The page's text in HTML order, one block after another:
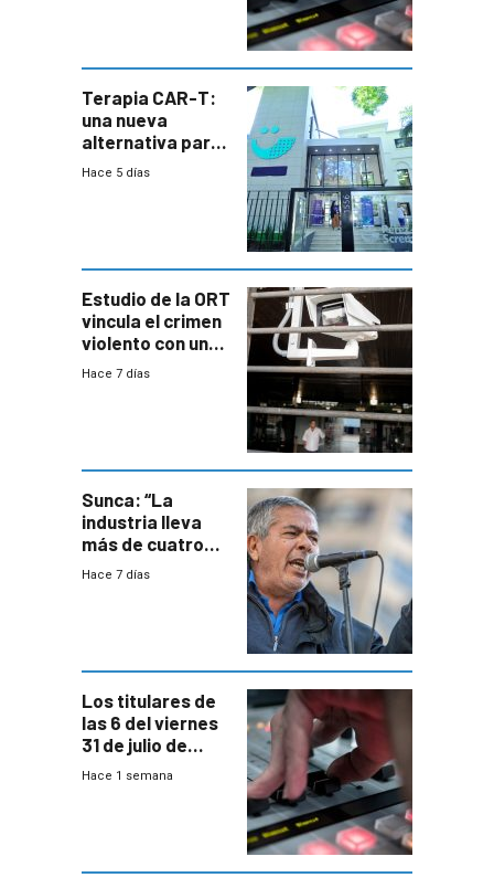
Terapia CAR-T:
una nueva
alternativa para
niños y
Hace 5 días
Estudio de la ORT
vincula el crimen
violento con una
menor creación
Hace 7 días
Sunca: “La
industria lleva
más de cuatro
meses sin
Hace 7 días
Los titulares de
las 6 del viernes
31 de julio de
2026
Hace 1 semana